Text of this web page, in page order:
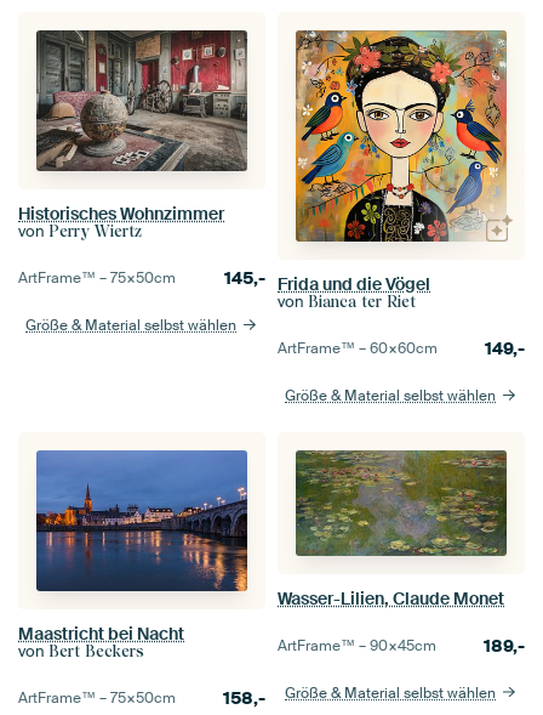
Historisches Wohnzimmer
von Perry Wiertz
ArtFrame™ –75×50cm 145,-
Größe & Material selbst wählen
Frida und die Vögel
von Bianca ter Riet
ArtFrame™ –60×60cm 149,-
Größe & Material selbst wählen
Maastricht bei Nacht
von Bert Beckers
ArtFrame™ –75×50cm 158,-
Wasser-Lilien, Claude Monet
ArtFrame™ –90×45cm 189,-
Größe & Material selbst wählen